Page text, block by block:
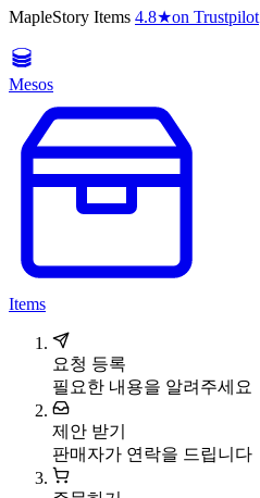
MapleStory Items 4.8★on Trustpilot
Mesos
Items
요청 등록
필요한 내용을 알려주세요
제안 받기
판매자가 연락을 드립니다